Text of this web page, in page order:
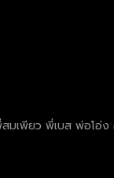
เพียว พี่เบส พ่อโ